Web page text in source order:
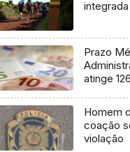
Prazo
atinge
Homem
coação
violação